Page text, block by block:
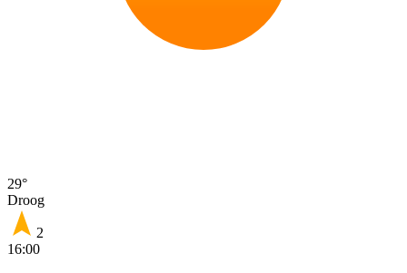
29°
Droog
2
16:00